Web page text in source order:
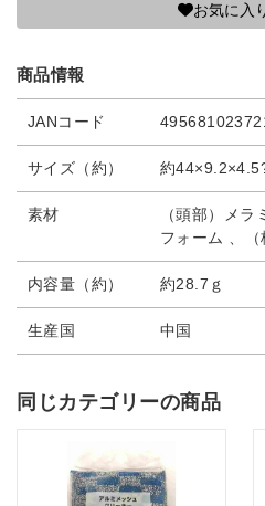
お気に入
商品情報
JANコード
サイズ（約） 約
素材
（頭部）メ
フォーム 、
内容量（約） 約28.7ｇ
生産国 中国
同じカテゴリーの商品